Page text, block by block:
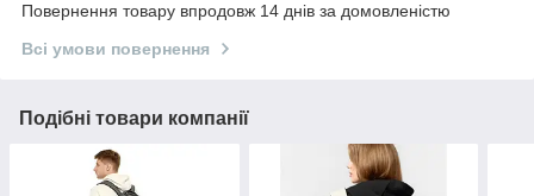
Повернення товару впродовж 14 днів за домовленістю
Всі умови повернення
Подібні товари компанії